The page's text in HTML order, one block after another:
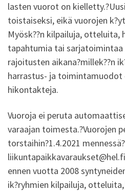
lasten vuorot on
toistaiseksi, eikä vuorojen
Myösk??n kilpailuja,
tapahtumia tai sarjatoimintaa
rajoitusten aikana?millek??n
harrastus- ja
hikontakteja.
Vuoroja ei peruta
varaajan toimesta.?Vuorojen
torstaihin?1.4.2021
ennen vuotta 2008
ik?ryhmien kilpailuja,